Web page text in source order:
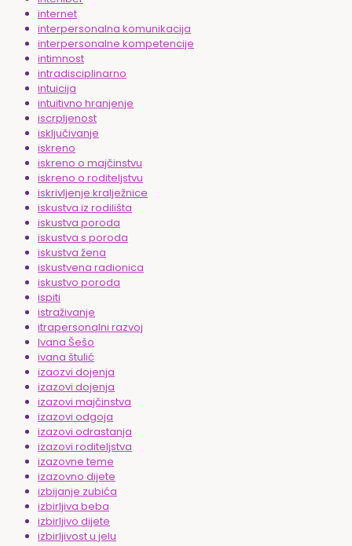
internet
interpersonalna komunikacija
interpersonalne kompetencije
intimnost
intradisciplinarno
intuicija
intuitivno hranjenje
iscrpljenost
isključivanje
iskreno
iskreno o majčinstvu
iskreno o roditeljstvu
iskrivljenje kralježnice
iskustva iz rodilišta
iskustva poroda
iskustva s poroda
iskustva žena
iskustvena radionica
iskustvo poroda
ispiti
istraživanje
itrapersonalni razvoj
Ivana Šešo
ivana štulić
izaozvi dojenja
izazovi dojenja
izazovi majčinstva
izazovi odgoja
izazovi odrastanja
izazovi roditeljstva
izazovne teme
izazovno dijete
izbijanje zubića
izbirljiva beba
izbirljivo dijete
izbirljivost u jelu